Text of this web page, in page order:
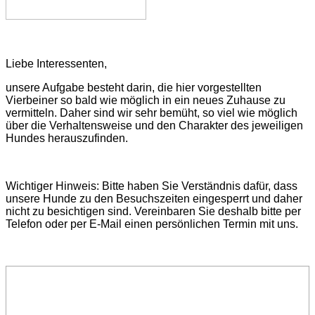
Liebe Interessenten,
unsere Aufgabe besteht darin, die hier vorgestellten
Vierbeiner so bald wie möglich in ein neues Zuhause zu
vermitteln. Daher sind wir sehr bemüht, so viel wie möglich
über die Verhaltensweise und den Charakter des jeweiligen
Hundes herauszufinden.
Wichtiger Hinweis: Bitte haben Sie Verständnis dafür, dass
unsere Hunde zu den Besuchszeiten eingesperrt und daher
nicht zu besichtigen sind. Vereinbaren Sie deshalb bitte per
Telefon oder per E-Mail einen persönlichen Termin mit uns.